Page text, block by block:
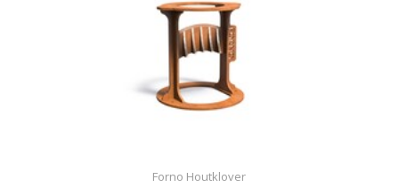
Forno Houtklover